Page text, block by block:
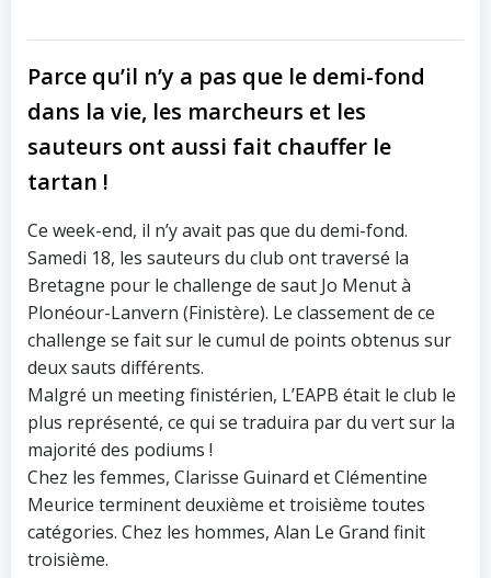
Parce qu’il n’y a pas que le demi-fond
dans la vie, les marcheurs et les
sauteurs ont aussi fait chauffer le
tartan !
Ce week-end, il n’y avait pas que du demi-fond.
Samedi 18, les sauteurs du club ont traversé la
Bretagne pour le challenge de saut Jo Menut à
Plonéour-Lanvern (Finistère). Le classement de ce
challenge se fait sur le cumul de points obtenus sur
deux sauts différents.
Malgré un meeting finistérien, L’EAPB était le club le
plus représenté, ce qui se traduira par du vert sur la
majorité des podiums !
Chez les femmes, Clarisse Guinard et Clémentine
Meurice terminent deuxième et troisième toutes
catégories. Chez les hommes, Alan Le Grand finit
troisième.